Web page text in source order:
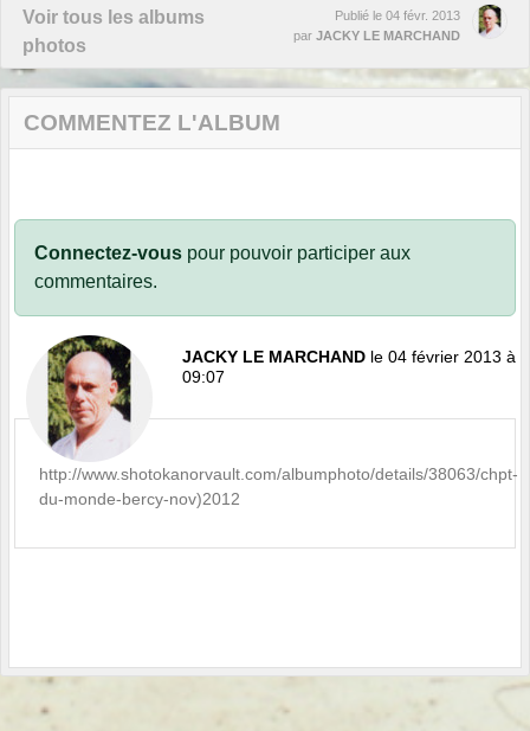
Voir tous les albums
photos
Publié le 04 févr. 2013
par JACKY LE MARCHAND
COMMENTEZ L'ALBUM
Connectez-vous pour pouvoir participer aux
commentaires.
JACKY LE MARCHAND le 04 février 2013 à
09:07
http://www.shotokanorvault.com/albumphoto/details/38063/chpt-
du-monde-bercy-nov)2012